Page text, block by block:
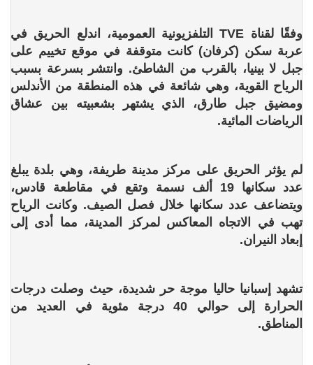
وفقًا لقناة TVE التلفزيونية العمومية، اندلع الحريق في
عربة سكن (كرفان) كانت متوقفة في موقع تخييم على
جبل لا بينيا، بالقرب من الشاطئ. وانتشر بسرعة بسبب
الرياح القوية، وهي شائعة في هذه المنطقة من الأندلس
ومضيق جبل طارق، الذي يشتهر بشعبيته بين عشاق
الرياضات المائية.
لم يؤثر الحريق على مركز مدينة طريفة، وهي بلدة يبلغ
عدد سكانها 19 ألف نسمة وتقع في مقاطعة قادس،
ويتضاعف عدد سكانها خلال فصل الصيف. وكانت الرياح
تهب في الاتجاه المعاكس لمركز المدينة، مما أدى إلى
إبعاد النيران.
تشهد إسبانيا حاليا موجة حر شديدة، حيث وصلت درجات
الحرارة إلى حوالي 40 درجة مئوية في العديد من
المناطق.